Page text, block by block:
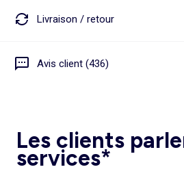
Livraison / retour
Avis client (436)
Les clients
services*